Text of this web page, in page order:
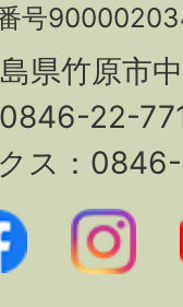
号
県竹原市
22-
ス：